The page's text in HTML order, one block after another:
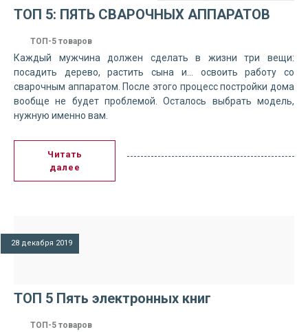
ТОП 5: ПЯТЬ СВАРОЧНЫХ АППАРАТОВ
ТОП-5 товаров
Каждый мужчина должен сделать в жизни три вещи:
посадить дерево, растить сына и… освоить работу со
сварочным аппаратом. После этого процесс постройки дома
вообще не будет проблемой. Осталось выбрать модель,
нужную именно вам.
Читать
далее
28 декабря 2019
ТОП 5 Пять электронных книг
ТОП-5 товаров